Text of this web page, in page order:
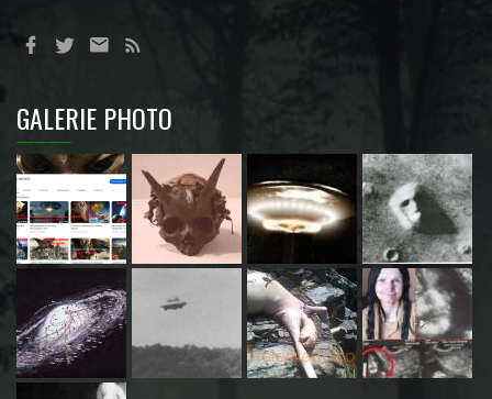
GALERIE PHOTO